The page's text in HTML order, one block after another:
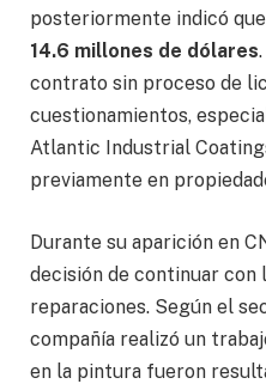
posteriormente indicó
14.6 millones de dólares
contrato sin proceso de
cuestionamientos,
Atlantic Industrial
previamente en
Durante su aparición en
decisión de continuar con
reparaciones. Según el
compañía realizó un
en la pintura fueron